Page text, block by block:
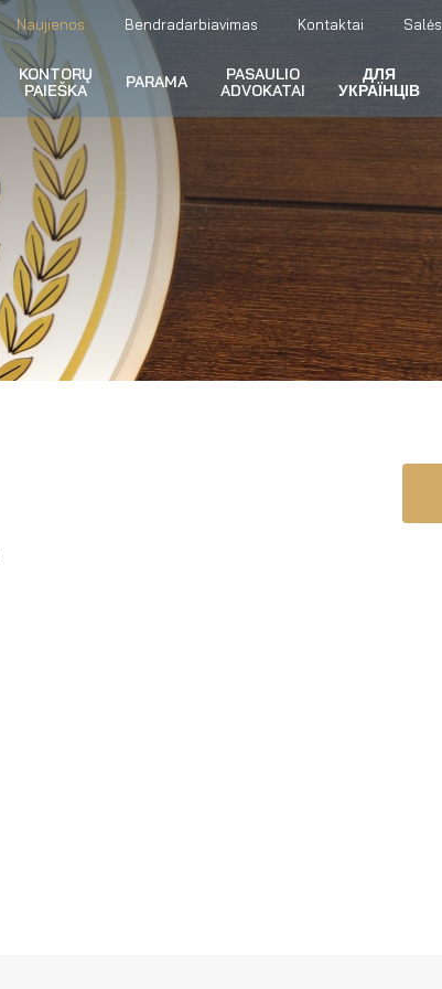
Naujienos Bendradarbiavimas Kontaktai Salės
KONTORŲ
PAIEŠKA
PARAMA
PASAULIO
ADVOKATAI
ДЛЯ
УКРАЇНЦІВ